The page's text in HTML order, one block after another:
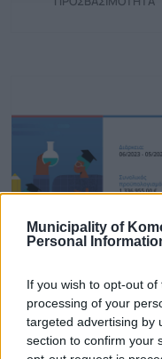
Municipality of
Personal
If you wish to opt-out
processing of your
targeted advertising by
section to confirm your